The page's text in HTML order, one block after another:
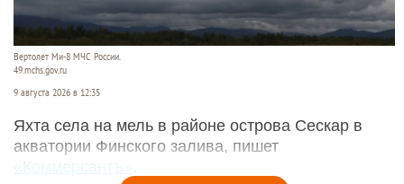
Вертолет Ми-8 МЧС России.
49.mchs.gov.ru
9 августа 2026 в 12:35
Яхта села на мель в районе острова Сескар в
акватории Финского залива, пишет
«Коммерсантъ»